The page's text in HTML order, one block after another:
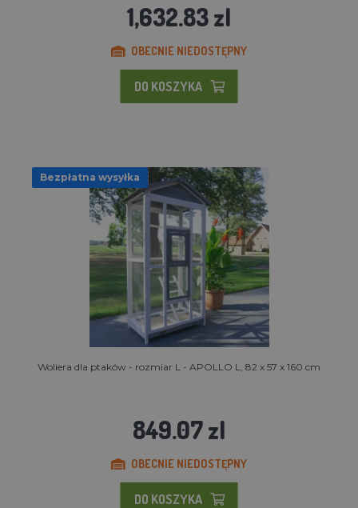
1,632.83 zl
OBECNIE NIEDOSTĘPNY
DO KOSZYKA
Bezpłatna wysyłka
Woliera dla ptaków - rozmiar L - APOLLO L, 82 x 57 x 160 cm
849.07 zl
OBECNIE NIEDOSTĘPNY
DO KOSZYKA